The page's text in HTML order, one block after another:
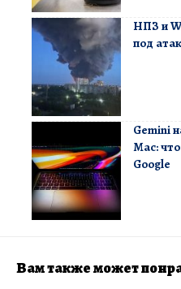
НПЗ и
под
Gemini
Mac:
Google
Вам также может